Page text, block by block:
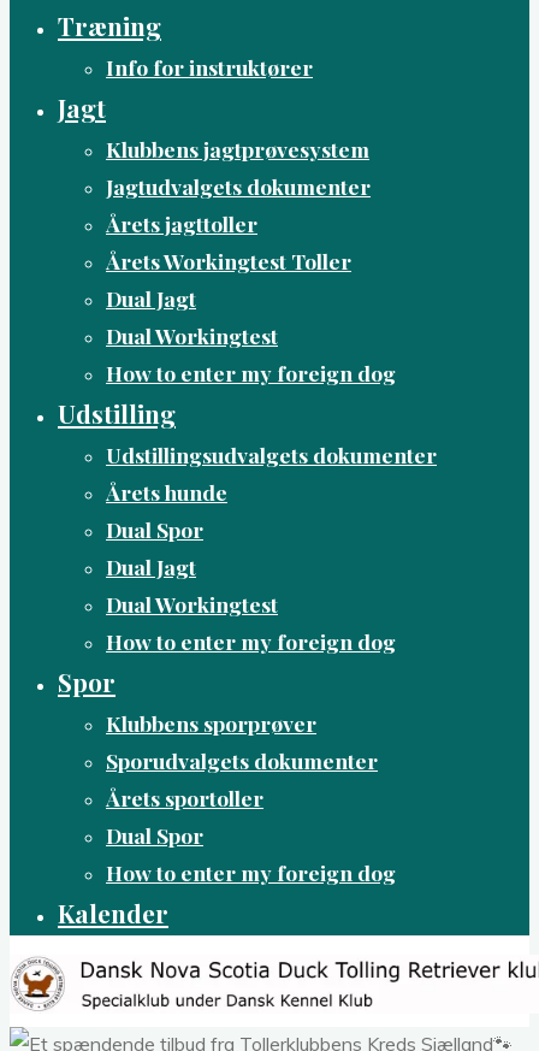
Træning
Info for instruktører
Jagt
Klubbens jagtprøvesystem
Jagtudvalgets dokumenter
Årets jagttoller
Årets Workingtest Toller
Dual Jagt
Dual Workingtest
How to enter my foreign dog
Udstilling
Udstillingsudvalgets dokumenter
Årets hunde
Dual Spor
Dual Jagt
Dual Workingtest
How to enter my foreign dog
Spor
Klubbens sporprøver
Sporudvalgets dokumenter
Årets sportoller
Dual Spor
How to enter my foreign dog
Kalender